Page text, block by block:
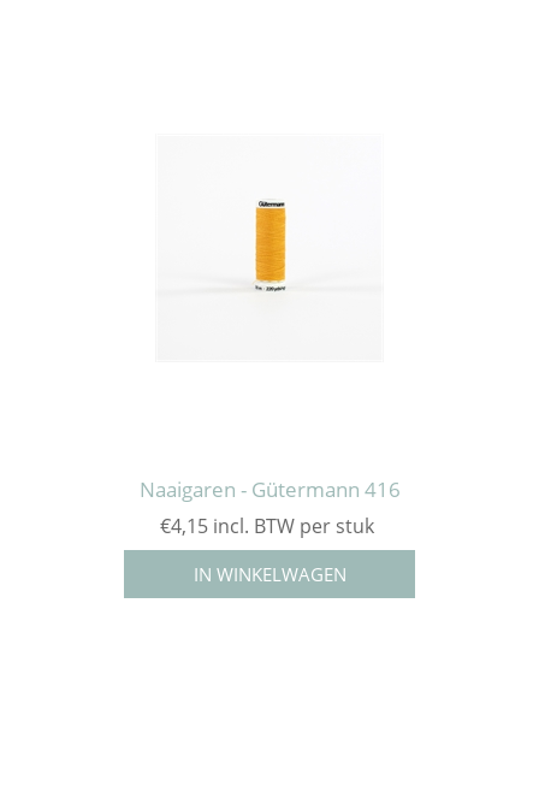
Naaigaren - Gütermann 416
€4,15 incl. BTW per stuk